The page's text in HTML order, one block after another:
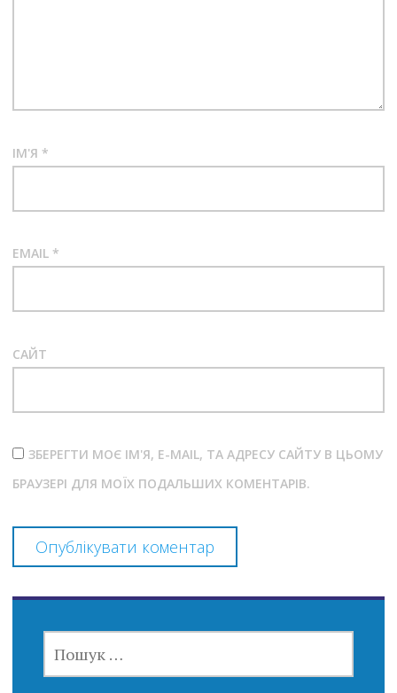
ІМ'Я *
EMAIL *
САЙТ
ЗБЕРЕГТИ МОЄ ІМ'Я, E-MAIL, ТА АДРЕСУ САЙТУ В ЦЬОМУ
БРАУЗЕРІ ДЛЯ МОЇХ ПОДАЛЬШИХ КОМЕНТАРІВ.